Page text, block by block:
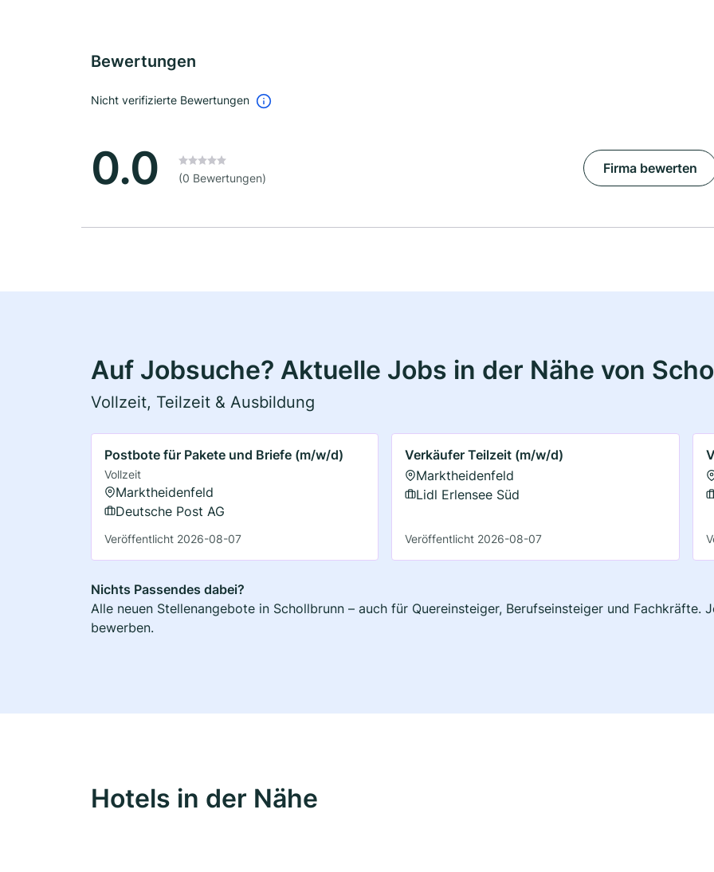
Bewertungen
Nicht verifizierte Bewertungen
0.0 (0 Bewertungen)
Firma bewerten
Auf Jobsuche? Aktuelle Jobs in der Nähe von
Vollzeit, Teilzeit & Ausbildung
Postbote für Pakete und Briefe (m/w/d)
Vollzeit
Marktheidenfeld
Deutsche Post AG
Veröffentlicht 2026-08-07
Verkäufer Teilzeit (m/w/d)
Marktheidenfeld
Lidl Erlensee Süd
Veröffentlicht 2026-08-07
Nichts Passendes dabei?
Alle neuen Stellenangebote in Schollbrunn – auch für Quereinsteiger, Berufseinsteiger und
bewerben.
Hotels in der Nähe